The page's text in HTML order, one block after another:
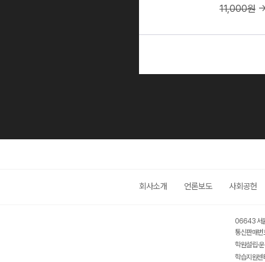
한 상세한 해설
11,000원
회사소개 언론보도 사회공헌
06643 서
통신판매
학원설립·
학습지원